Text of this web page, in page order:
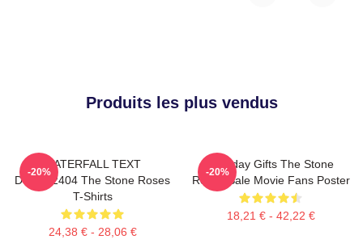
Produits les plus vendus
WATERFALL TEXT
DTNK22404 The Stone Roses
T-Shirts
24,38 € - 28,06 €
-20%
Birthday Gifts The Stone
Roses Sale Movie Fans Poster
18,21 € - 42,22 €
-20%